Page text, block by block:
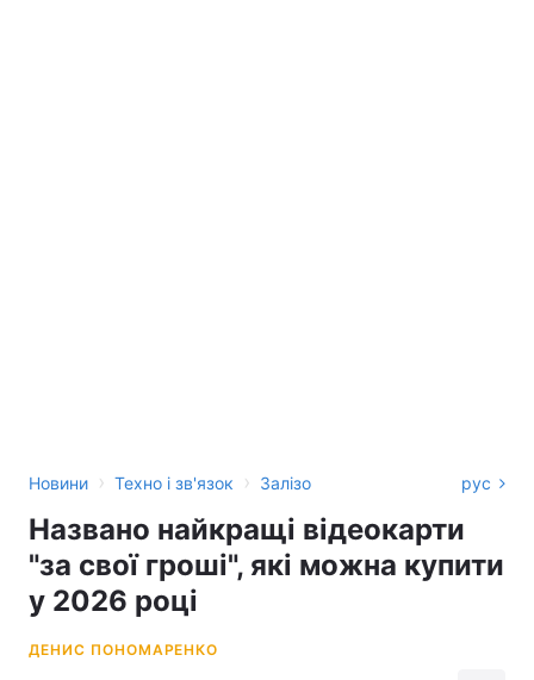
Новини › Техно і зв'язок › Залізо рус
Названо найкращі відеокарти
"за свої гроші", які можна купити
у 2026 році
ДЕНИС ПОНОМАРЕНКО